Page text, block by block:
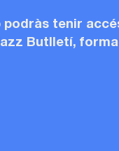
podràs tenir
Butlletí,